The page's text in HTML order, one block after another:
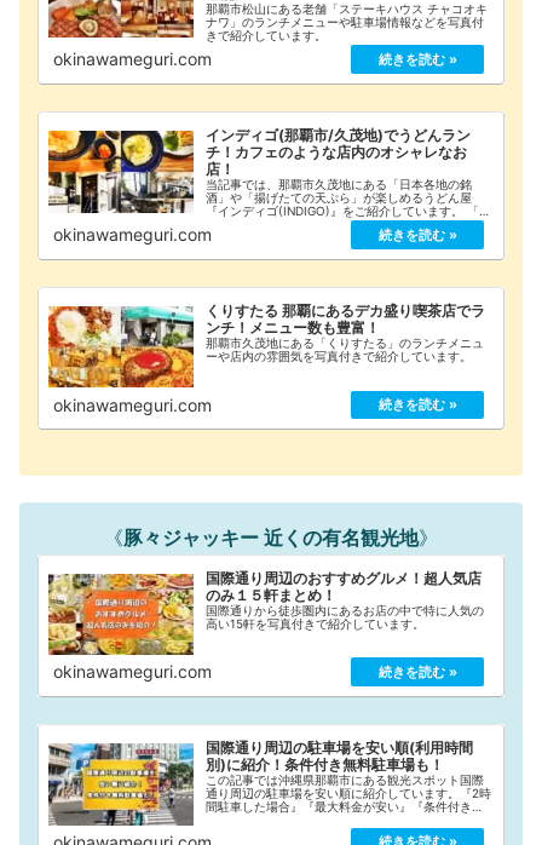
那覇市松山にある老舗「ステーキハウス チャコオキ
ナワ」のランチメニューや駐車場情報などを写真付
きで紹介しています。
okinawameguri.com
インディゴ(那覇市/久茂地)でうどんラン
チ！カフェのような店内のオシャレなお
店！
当記事では、那覇市久茂地にある「日本各地の銘
酒」や「揚げたての天ぷら」が楽しめるうどん屋
『インディゴ(INDIGO)』をご紹介しています。 「お
すすめメニュー」や「詳細な店舗情報」をまとめて
みましたのでご覧下さい！
okinawameguri.com
くりすたる 那覇にあるデカ盛り喫茶店でラ
ンチ！メニュー数も豊富！
那覇市久茂地にある「くりすたる」のランチメニュ
ーや店内の雰囲気を写真付きで紹介しています。
okinawameguri.com
《豚々ジャッキー 近くの有名観光地》
国際通り周辺のおすすめグルメ！超人気店
のみ１５軒まとめ！
国際通りから徒歩圏内にあるお店の中で特に人気の
高い15軒を写真付きで紹介しています。
okinawameguri.com
国際通り周辺の駐車場を安い順(利用時間
別)に紹介！条件付き無料駐車場も！
この記事では沖縄県那覇市にある観光スポット国際
通り周辺の駐車場を安い順に紹介しています。『2時
間駐車した場合』『最大料金が安い』『条件付き無
で、国際通り観光の際にご活用ください！